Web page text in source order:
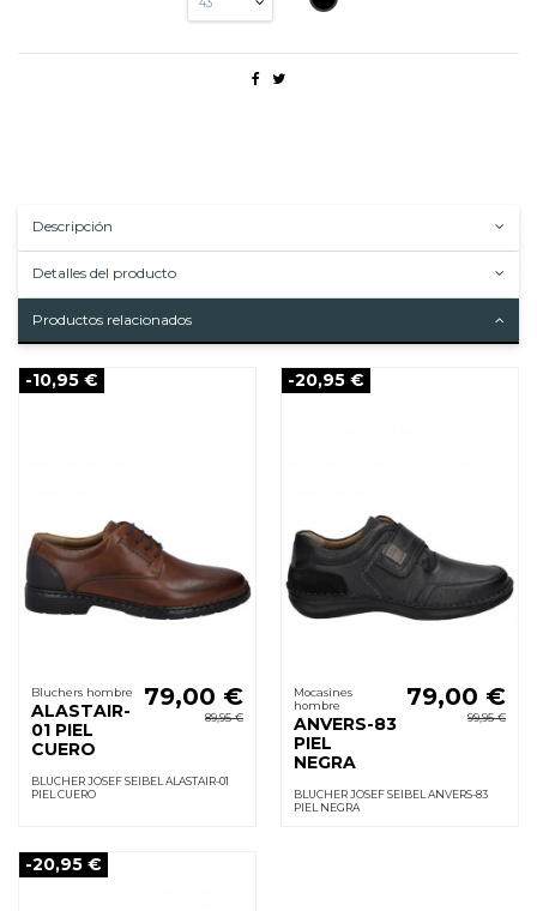
Descripción
Detalles del producto
Productos relacionados
-10,95 €
Bluchers hombre
ALASTAIR-
01 PIEL
CUERO
79,00 €
89,95 €
BLUCHER JOSEF SEIBEL ALASTAIR-01
PIEL CUERO
-20,95 €
Mocasines
hombre
ANVERS-83
PIEL
NEGRA
79,00 €
99,95 €
BLUCHER JOSEF SEIBEL ANVERS-83
PIEL NEGRA
-20,95 €